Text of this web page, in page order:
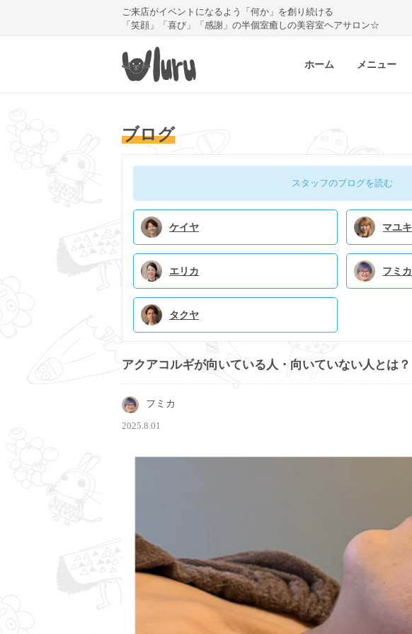
ご来店がイベントになるよう「何か」を創り続ける
「笑顔」「喜び」「感謝」の半個室癒しの美容室ヘアサロン☆
ホーム メニュー
ブログ
スタッフのブログを読む
ケイヤ マユキ
エリカ フミカ
タクヤ
アクアコルギが向いている人・向いていない人とは？
フミカ
2025.8.01